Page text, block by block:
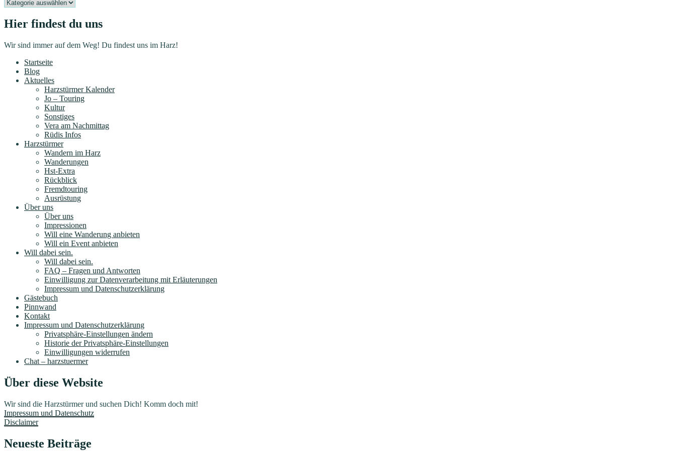
Hier findest du uns
Wir sind immer auf dem Weg! Du findest uns im Harz!
Startseite
Blog
Aktuelles
Harzstürmer Kalender
Jo – Touring
Kultur
Sonstiges
Vera am Nachmittag
Rüdis Infos
Harzstürmer
Wandern im Harz
Wanderungen
Hst-Extra
Rückblick
Fremdtouring
Ausrüstung
Über uns
Über uns
Impressionen
Will eine Wanderung anbieten
Will ein Event anbieten
Will dabei sein.
Will dabei sein.
FAQ – Fragen und Antworten
Einwilligung zur Datenverarbeitung mit Erläuterungen
Impressum und Datenschutzerklärung
Gästebuch
Pinnwand
Kontakt
Impressum und Datenschutzerklärung
Privatsphäre-Einstellungen ändern
Historie der Privatsphäre-Einstellungen
Einwilligungen widerrufen
Chat – harzstuermer
Über diese Website
Wir sind die Harzstürmer und suchen Dich! Komm doch mit!
Impressum und Datenschutz
Disclaimer
Neueste Beiträge